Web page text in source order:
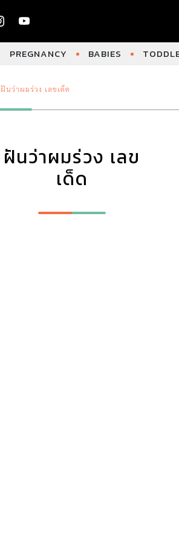
PREGNANCY BABIES
ฝันว่าผมร่วง เลขเด็ด
ฝันว่าผมร่วง เลข
เด็ด